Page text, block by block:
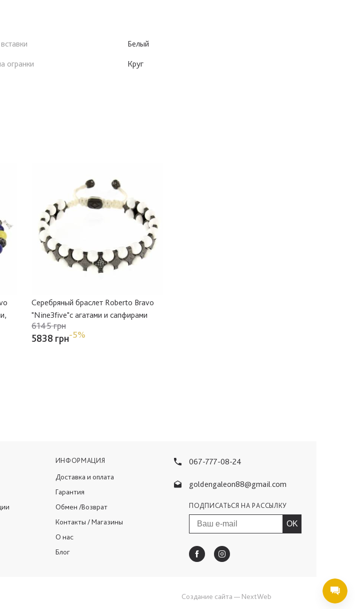
Белый
огранки
Круг
Серебряный браслет Roberto Bravo
"Nine3five"с агатами и сапфирами
6145 грн
5838 грн-5%
ИНФОРМАЦИЯ
Доставка и оплата
Гарантия
Обмен /Возврат
Контакты / Магазины
О нас
Блог
067-777-08-24
goldengaleon88@gmail.com
ПОДПИСАТЬСЯ НА РАССЫЛКУ
OK
Создание сайта — NextWeb